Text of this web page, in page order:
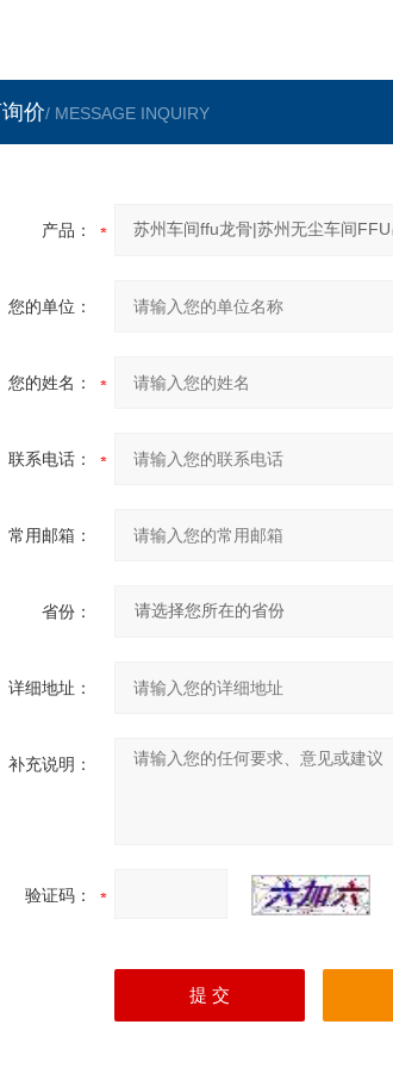
价/ MESSAGE INQUIRY
产品：
您的单位：
您的姓名：
联系电话：
常用邮箱：
省份：
详细地址：
补充说明：
验证码：